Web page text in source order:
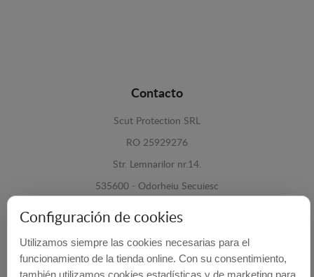
Contacto
Scut Protection SRL
RO 25929276
Str. Lemnarilor nr.14.
535600 - Odorheiu Secuiesc
E-mail: info@cubrecarter.com
Site: www.cubrecarter.com
Configuración de cookies
Utilizamos siempre las cookies necesarias para el
funcionamiento de la tienda online. Con su consentimiento,
también utilizamos cookies estadísticas y de marketing para